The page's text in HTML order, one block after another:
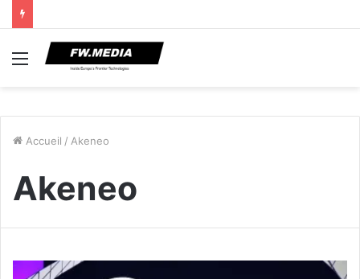
Menu
Accueil / Akeneo
Akeneo